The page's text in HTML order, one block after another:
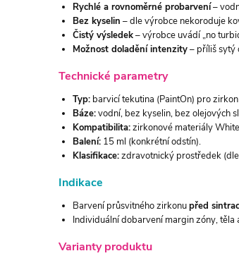
Rychlé a rovnoměrné probarvení–
Bez kyselin – dle výrobce nekoroduje
Čistý výsledek– výrobce uvádí „no
Možnost doladění intenzity– příliš sytý
Technické parametry
Typ: barvicí tekutina (PaintOn) pro
Báze:vodní, bez kyselin, bez olejových
Kompatibilita:zirkonové materiály
Balení: 15 ml (konkrétní odstín).
Klasifikace:zdravotnický prostředek
Indikace
Barvení průsvitného zirkonupřed
Individuální dobarvení margin zóny,
Varianty produktu